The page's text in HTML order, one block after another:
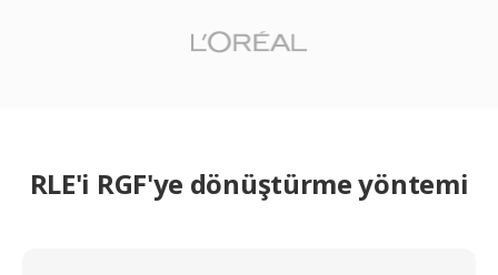
RLE'i RGF'ye dönüştürme yöntemi